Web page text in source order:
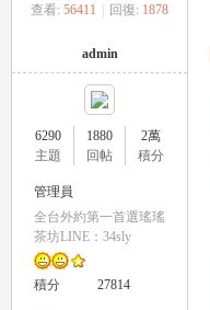
» ›
查看: 56411 回復: 1878
admin
6290
主題
1880
回帖
2萬
積分
管理員
全台外約第一首選瑤瑤
茶坊LINE：34sly
積分 27814